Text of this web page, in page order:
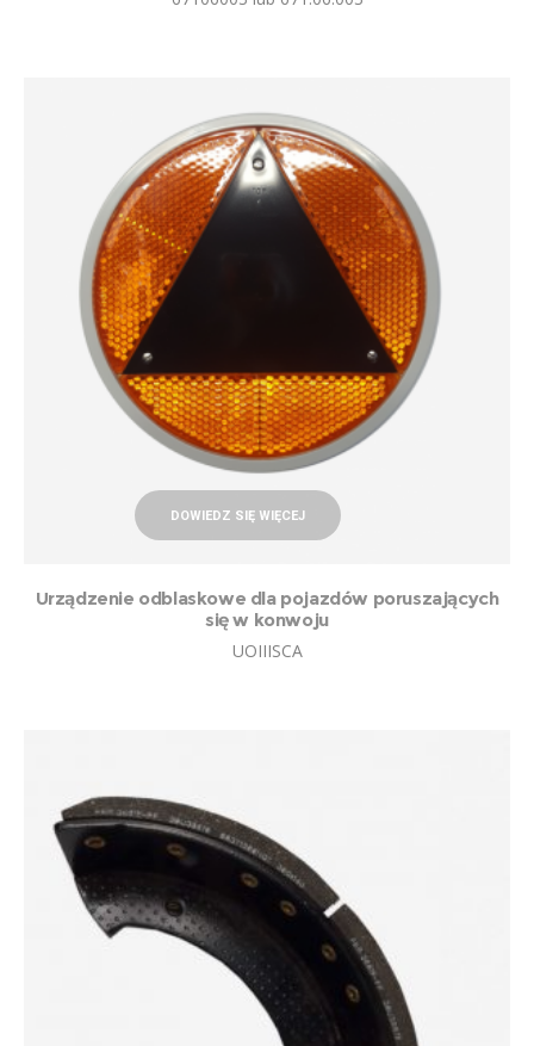
DOWIEDZ SIĘ WIĘCEJ
Urządzenie odblaskowe dla pojazdów poruszających
się w konwoju
UOIIISCA